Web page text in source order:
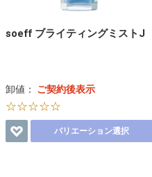
soeff ブライティングミストJ
卸値： ご契約後表示
☆☆☆☆☆
バリエーション選択